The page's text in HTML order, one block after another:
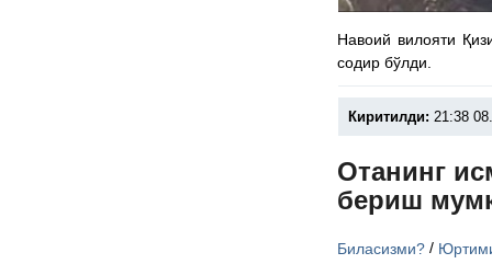
Навоий вилояти
содир бўлди.
Киритилди: 21:38
Отанинг
бериш
Биласизми? /